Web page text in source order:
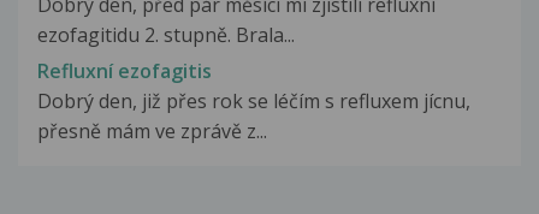
ezofagitidu 2. stupně. Brala...
Refluxní ezofagitis
Dobrý den, již přes rok se léčím s refluxem jícnu,
přesně mám ve zprávě z...